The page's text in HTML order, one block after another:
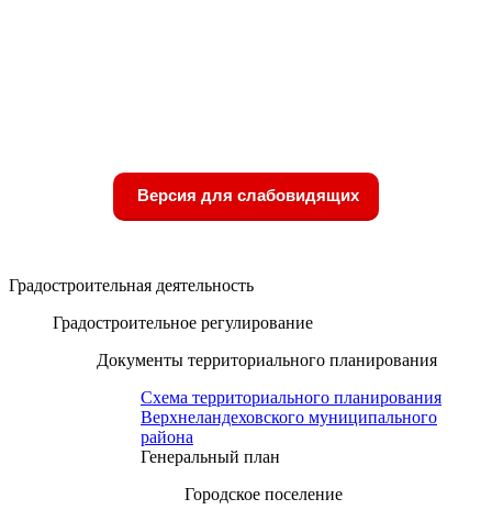
Версия для слабовидящих
Градостроительная деятельность
Градостроительное регулирование
Документы территориального планирования
Схема территориального планирования
Верхнеландеховского муниципального
района
Генеральный план
Городское поселение